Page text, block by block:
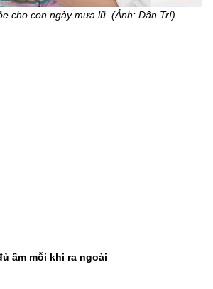
cho con ngày mưa lũ. (Ảnh: Dân Trí)
ấm mỗi khi ra ngoài